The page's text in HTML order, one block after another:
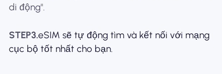
di động".
STEP3.eSIM sẽ tự động tìm và kết nối với mạng
cục bộ tốt nhất cho bạn.